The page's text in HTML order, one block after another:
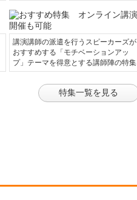
講演講師の派遣を行うスピーカーズが
おすすめする「モチベーションアッ
プ」テーマを得意とする講師陣の特集
特集一覧を見る